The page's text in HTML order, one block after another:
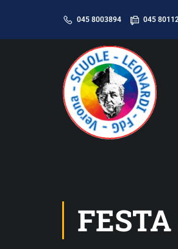
045 8003894 045